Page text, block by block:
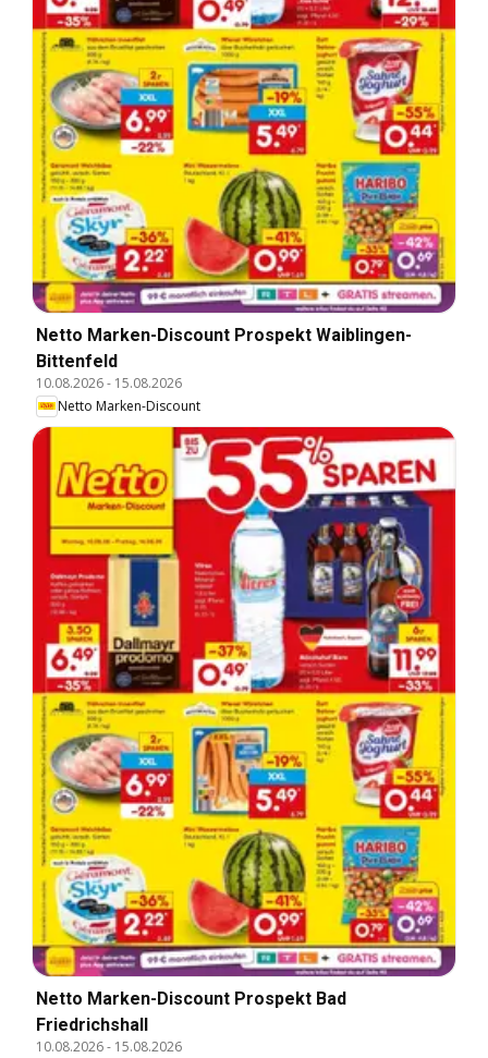
Netto Marken-Discount Prospekt Waiblingen-
Bittenfeld
10.08.2026- 15.08.2026
Netto Marken-Discount
Netto Marken-Discount Prospekt Bad
Friedrichshall
10.08.2026- 15.08.2026